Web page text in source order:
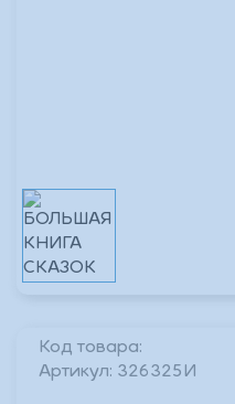
Код товара:
Артикул: 326325И